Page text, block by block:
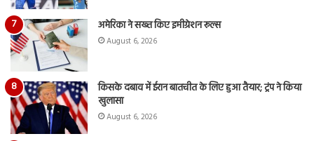
अमेरिका ने सख्त किए इमीग्रेशन रूल्स
August 6, 2026
किसके दबाव में ईरान बातचीत के लिए हुआ तैयार; ट्रंप ने किया
खुलासा
August 6, 2026